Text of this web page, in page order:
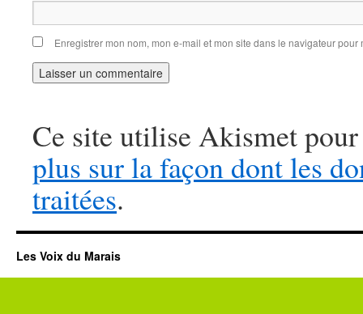
Enregistrer mon nom, mon e-mail et mon site dans le navigateur
Ce site utilise Akismet
plus sur la façon dont les
traitées.
Les Voix du Marais